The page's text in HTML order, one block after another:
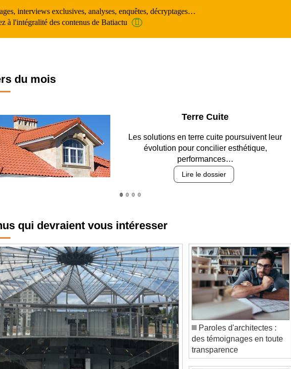
interviews exclusives, analyses, enquêtes, décryptages…
à l'intégralité des contenus de Batiactu
du mois
Parking et garages
Entre circulation, sécurisation des accès, durabilité
des revêtements et intégration…
Lire le dossier
Paroles d'architectes :
des témoignages en toute
transparence